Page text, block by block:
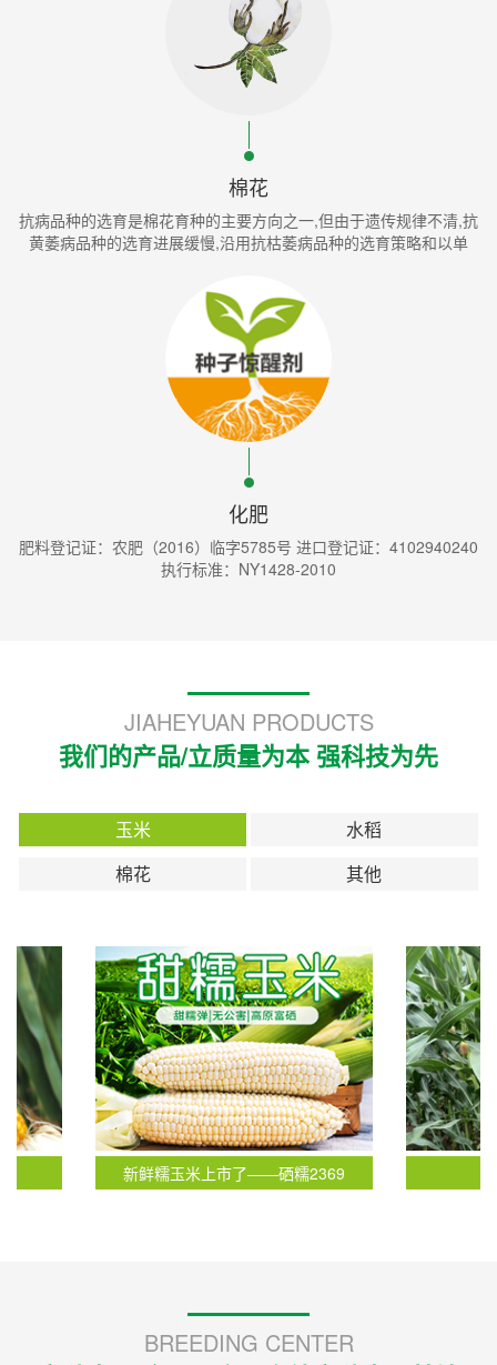
棉花
抗病品种的选育是棉花育种的主要方向之一,但由于遗传规律不清,抗
黄萎病品种的选育进展缓慢,沿用抗枯萎病品种的选育策略和以单
化肥
肥料登记证：农肥（2016）临字5785号 进口登记证：4102940240
执行标准：NY1428-2010
JIAHEYUAN PRODUCTS
我们的产品/立质量为本 强科技为先
玉米
水稻
棉花
其他
新鲜糯玉米上市了——硒糯2369
BREEDING CENTER